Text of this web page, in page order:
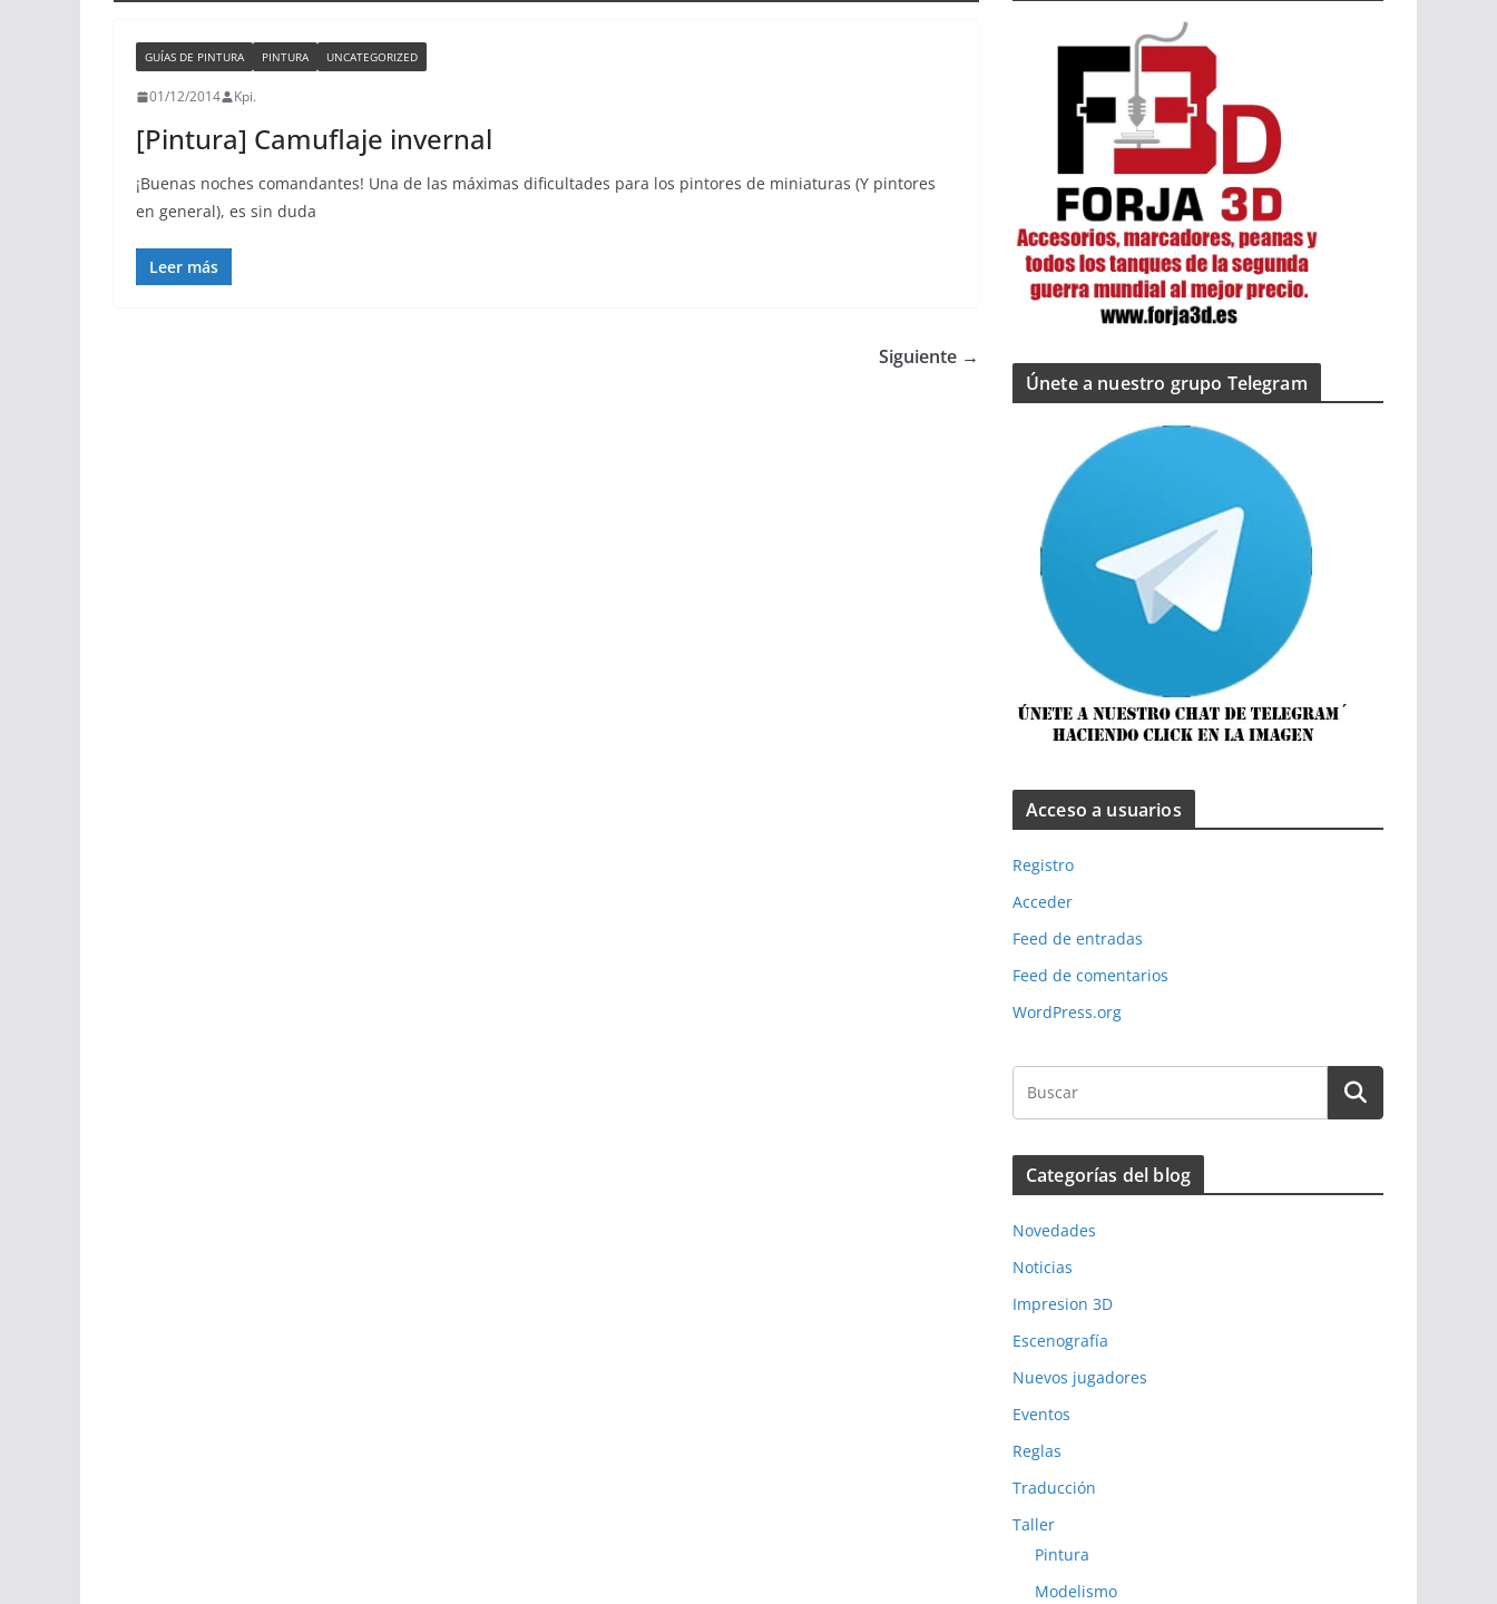
GUÍAS DE PINTURA PINTURA UNCATEGORIZED
01/12/2014 Kpi.
[Pintura] Camuflaje invernal
¡Buenas noches comandantes! Una de las máximas dificultades para los pintores de miniaturas (Y pintores
en general), es sin duda
Leer más
Siguiente →
Únete a nuestro grupo Telegram
Acceso a usuarios
Registro
Acceder
Feed de entradas
Feed de comentarios
WordPress.org
Categorías del blog
Novedades
Noticias
Impresion 3D
Escenografía
Nuevos jugadores
Eventos
Reglas
Traducción
Taller
Pintura
Modelismo